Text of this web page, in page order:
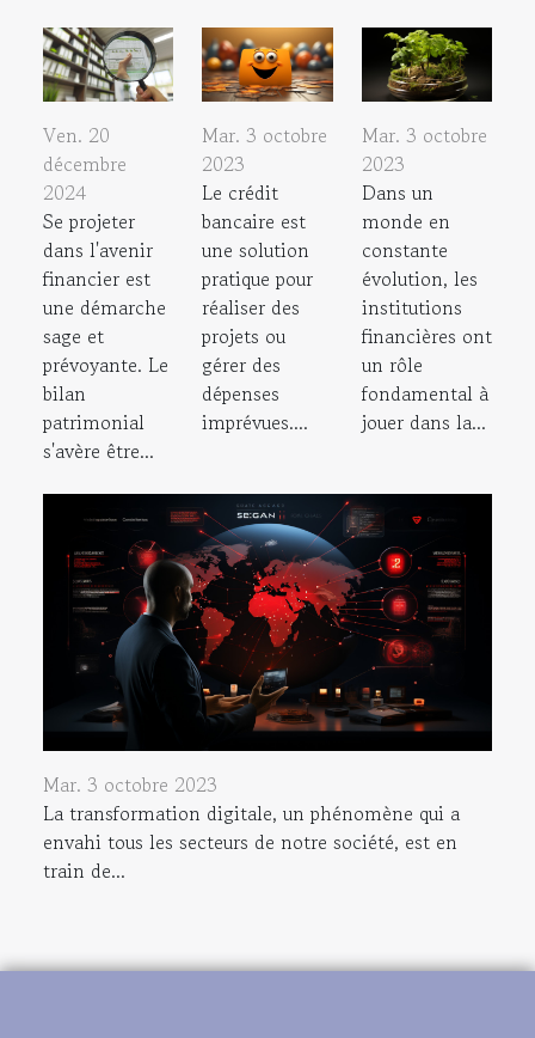
Ven. 20
décembre
2024
Se projeter
dans l'avenir
financier est
une démarche
sage et
prévoyante. Le
bilan
patrimonial
s'avère être...
Mar. 3 octobre
2023
Le crédit
bancaire est
une solution
pratique pour
réaliser des
projets ou
gérer des
dépenses
imprévues....
Mar. 3 octobre
2023
Dans un
monde en
constante
évolution, les
institutions
financières ont
un rôle
fondamental à
jouer dans la...
Mar. 3 octobre 2023
La transformation digitale, un phénomène qui a
envahi tous les secteurs de notre société, est en
train de...